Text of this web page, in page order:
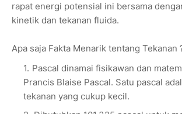
rapat energi potensial ini bersama
kinetik dan tekanan fluida.
Apa saja Fakta Menarik tentang Tekanan
Pascal dinamai fisikawan dan
Prancis Blaise Pascal. Satu pascal
tekanan yang cukup kecil.